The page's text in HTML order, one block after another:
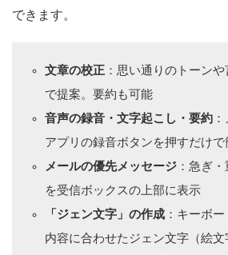
できます。
文章の校正 ：思い通りのトーン
で提案。要約も可能
音声の録音・文字起こし・要約
アプリの録音ボタンを押すだけで
メールの優先メッセージ ：急ぎ
を受信ボックスの上部に表示
「ジェン文字」の作成 ：キーボ
内容に合わせたジェン文字（絵